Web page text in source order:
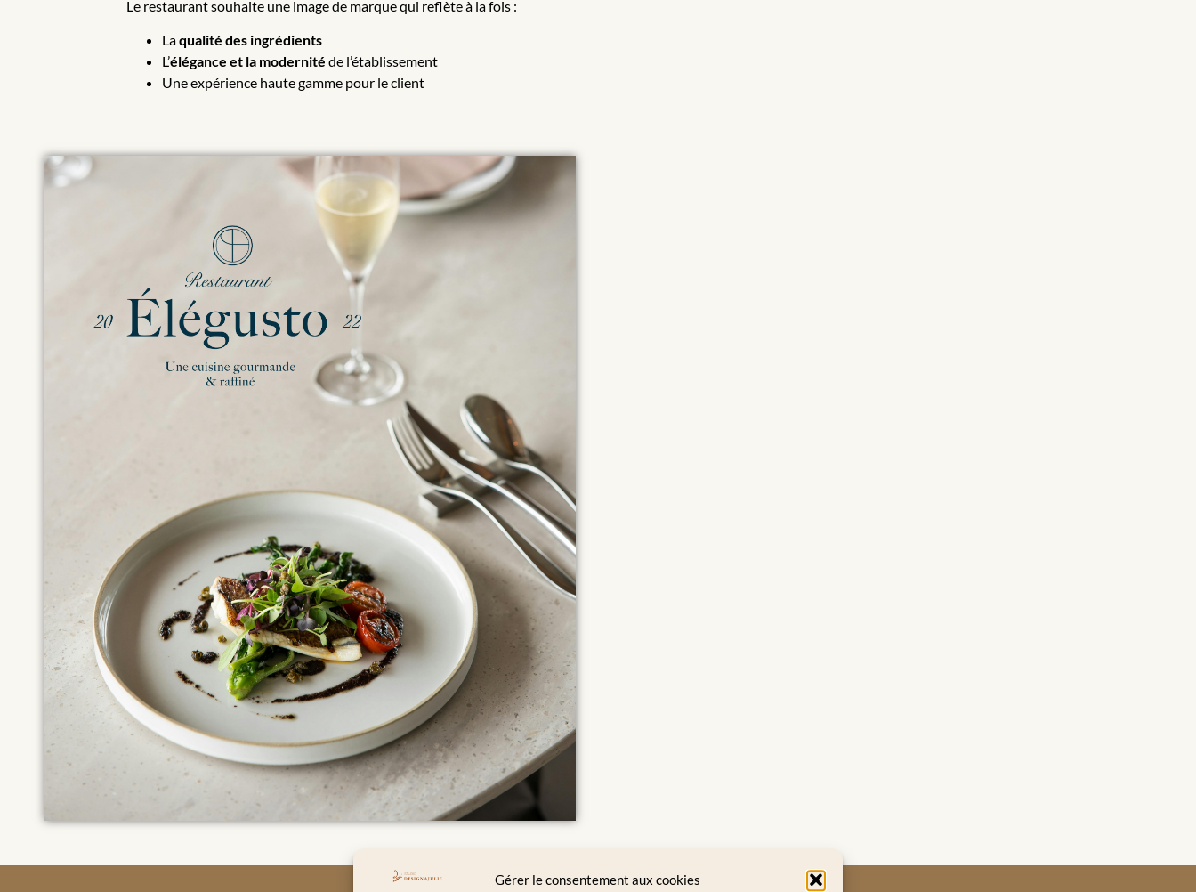
Gérer le consentement aux cookies
Le restaurant souhaite une image de marque qui reflète à la fois :
Laqualité des ingrédients
L’élégance et la modernité de l’établissement
Une expérience haute gamme pour le client